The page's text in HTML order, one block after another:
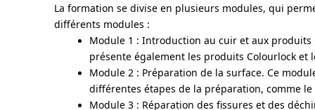
La formation se divise en plusieurs modules, qui
différents modules :
Module 1 : Introduction au cuir et aux
présente également les produits Colourlock et
Module 2 : Préparation de la surface. Ce
différentes étapes de la préparation, comme
Module 3 : Réparation des fissures et des